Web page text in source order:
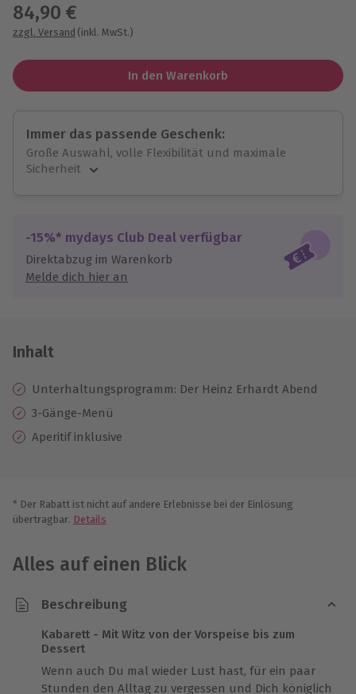
84,90 €
zzgl. Versand (inkl. MwSt.)
In den Warenkorb
Immer das passende Geschenk:
Große Auswahl, volle Flexibilität und maximale
Sicherheit
Jeder Gutschein für alle Erlebnisse einlösbar.
Maximale Sicherheit
10 Jahre gültig & verlängerbar.
-15%* mydays Club Deal verfügbar
Direktabzug im Warenkorb
Melde dich hier an
Inhalt
Unterhaltungsprogramm: Der Heinz Erhardt Abend
3-Gänge-Menü
Aperitif inklusive
* Der Rabatt ist nicht auf andere Erlebnisse bei der Einlösung
übertragbar. Details
Alles auf einen Blick
Beschreibung
Kabarett - Mit Witz von der Vorspeise bis zum
Dessert
Wenn auch Du mal wieder Lust hast, für ein paar
Stunden den Alltag zu vergessen und Dich königlich